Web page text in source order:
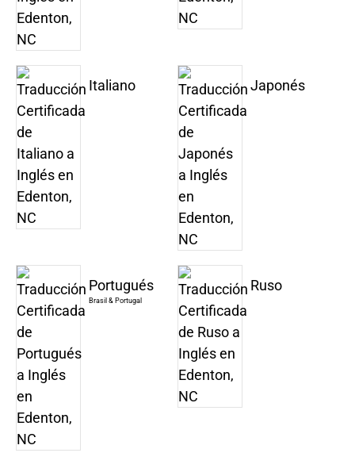
Italiano Japonés
Portugués
Brasil & Portugal
Ruso